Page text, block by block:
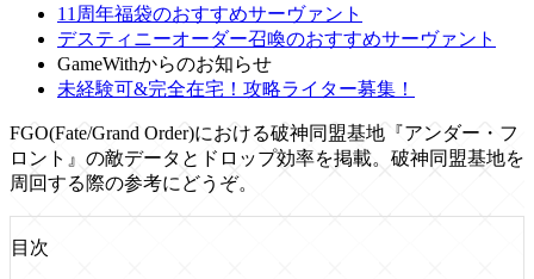
11周年福袋のおすすめサーヴァント
デスティニーオーダー召喚のおすすめサーヴァント
GameWithからのお知らせ
未経験可&完全在宅！攻略ライター募集！
FGO(Fate/Grand Order)における破神同盟基地『アンダー・フ
ロント』の敵データとドロップ効率を掲載。破神同盟基地を
周回する際の参考にどうぞ。
目次